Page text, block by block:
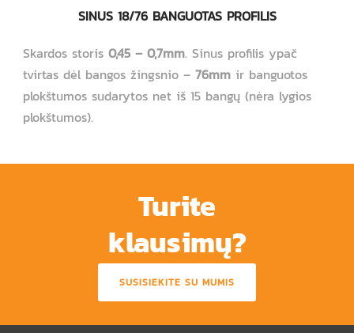
SINUS 18/76 BANGUOTAS PROFILIS
Skardos storis 0,45 – 0,7mm. Sinus profilis ypač
tvirtas dėl bangos žingsnio – 76mm ir banguotos
plokštumos sudarytos net iš 15 bangų (nėra lygios
plokštumos).
Turite
klausimų?
SUSISIEKITE SU MUMIS